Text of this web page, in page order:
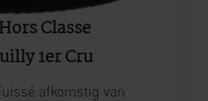
Classe
1er Cru
afkomstig van